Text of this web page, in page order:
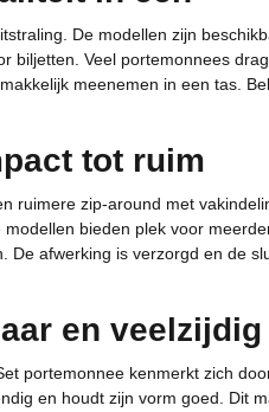
De modellen zijn
Veel portemonnees
meenemen in een tas.
tot ruim
zip-around met
bieden plek voor
afwerking is verzorgd en de
en veelzijdig
portemonnee kenmerkt zich
en houdt zijn vorm goed. Dit